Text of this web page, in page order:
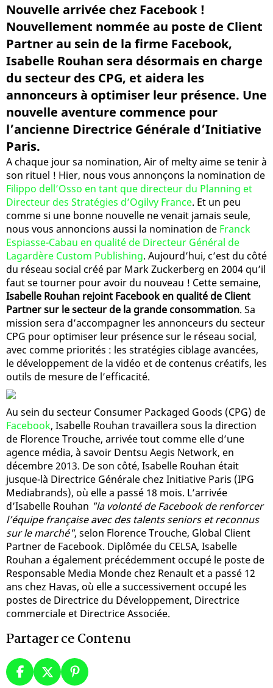
Nouvelle arrivée chez Facebook !
Nouvellement nommée au poste de Client
Partner au sein de la firme Facebook,
Isabelle Rouhan sera désormais en charge
du secteur des CPG, et aidera les
annonceurs à optimiser leur présence. Une
nouvelle aventure commence pour
l’ancienne Directrice Générale d’Initiative
Paris.
A chaque jour sa nomination, Air of melty aime se tenir à
son rituel ! Hier, nous vous annonçons la nomination de
Filippo dell’Osso en tant que directeur du Planning et
Directeur des Stratégies d’Ogilvy France. Et un peu
comme si une bonne nouvelle ne venait jamais seule,
nous vous annoncions aussi la nomination de Franck
Espiasse-Cabau en qualité de Directeur Général de
Lagardère Custom Publishing. Aujourd’hui, c’est du côté
du réseau social créé par Mark Zuckerberg en 2004 qu’il
faut se tourner pour avoir du nouveau ! Cette semaine,
Isabelle Rouhan rejoint Facebook en qualité de Client
Partner sur le secteur de la grande consommation. Sa
mission sera d’accompagner les annonceurs du secteur
CPG pour optimiser leur présence sur le réseau social,
avec comme priorités : les stratégies ciblage avancées,
le développement de la vidéo et de contenus créatifs, les
outils de mesure de l’efficacité.
Au sein du secteur Consumer Packaged Goods (CPG) de
Facebook, Isabelle Rouhan travaillera sous la direction
de Florence Trouche, arrivée tout comme elle d’une
agence média, à savoir Dentsu Aegis Network, en
décembre 2013. De son côté, Isabelle Rouhan était
jusque-là Directrice Générale chez Initiative Paris (IPG
Mediabrands), où elle a passé 18 mois. L’arrivée
d’Isabelle Rouhan "la volonté de Facebook de renforcer
l’équipe française avec des talents seniors et reconnus
sur le marché", selon Florence Trouche, Global Client
Partner de Facebook. Diplômée du CELSA, Isabelle
Rouhan a également précédemment occupé le poste de
Responsable Media Monde chez Renault et a passé 12
ans chez Havas, où elle a successivement occupé les
postes de Directrice du Développement, Directrice
commerciale et Directrice Associée.
Partager ce Contenu